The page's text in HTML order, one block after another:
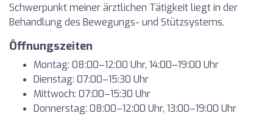
Schwerpunkt meiner ärztlichen Tätigkeit liegt in der
Behandlung des Bewegungs- und Stützsystems.
Öffnungszeiten
Montag: 08:00–12:00 Uhr, 14:00–19:00 Uhr
Dienstag: 07:00–15:30 Uhr
Mittwoch: 07:00–15:30 Uhr
Donnerstag: 08:00–12:00 Uhr, 13:00–19:00 Uhr